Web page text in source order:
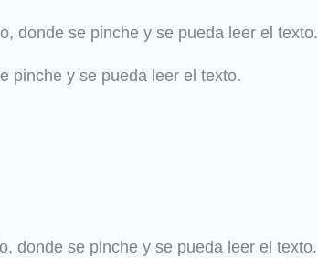
donde se pinche y se pueda leer el texto.
pinche y se pueda leer el texto.
donde se pinche y se pueda leer el texto.